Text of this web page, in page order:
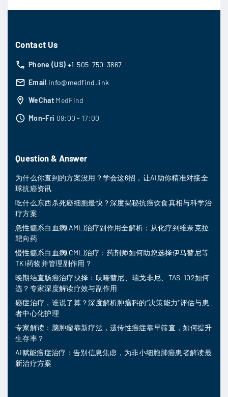
Contact Us
Phone (US) +1-505-750-3867
Email info@medfind.link
WeChat MedFind
Mon-Fri 09:00 - 17:00
Question & Answer
为什么你查到的方案没用？学会这6招，让AI助你精准对接全
球抗癌资讯
吃什么东西杀死癌细胞最快？深度揭秘抗癌饮食真相与科学治
疗方案
急性髓系白血病(AML)治疗副作用全解析：从化疗到维奈克拉
靶向药
慢性髓系白血病(CML)治疗：药剂师如何助您选择伊马替尼等
TKI药物并管理副作用？
晚期结直肠癌治疗抉择：呋喹替尼、瑞戈非尼、TAS-102如何
选？专家深度解读疗效与副作用
癌症治疗，谁说了算？深度解析肿瘤科的“决策能力”评估与患
者中心化护理
专家解读：脑肿瘤靠新疗法，遗传性癌症靠早筛查，如何提升
生存率？
AI赋能癌症治疗：告别信息焦虑，为非小细胞肺癌患者解读最
新治疗方案